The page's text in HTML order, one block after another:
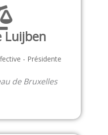
Luijben
- Présidente
de Bruxelles